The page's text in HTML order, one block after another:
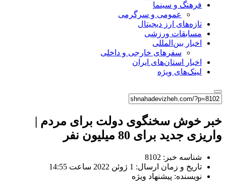
فرهنگ و سینما
عمومی و سرگرمی
تازه‌های ارز دیجیتال
مسابقات ورزشی
اخبار بین‌المللی
سفرهای خارجی و داخلی
اخبار استان‌های ایران
لینک‌های ویژه
خبر خوش سخنگوی دولت برای مردم |
واریزی جدید برای 80 میلیون نفر
شناسه خبر: 8102
تاریخ و زمان ارسال: 1 ژوئن 2022 ساعت 14:55
نویسنده: پیشنهاد ویژه